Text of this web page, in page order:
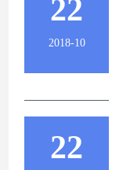
22
2018-10
22